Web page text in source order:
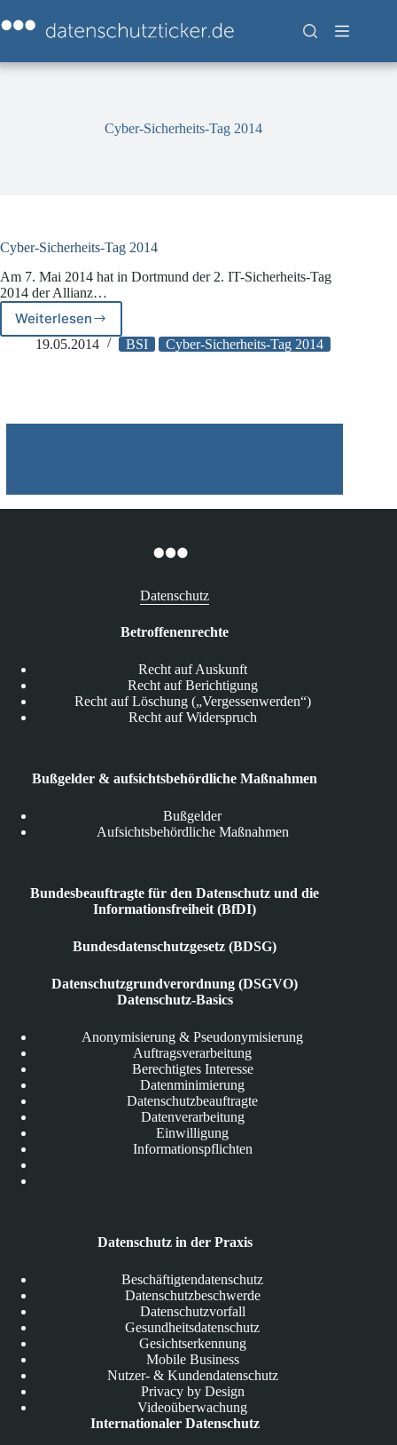
Inhalt
springen
Cyber-Sicherheits-Tag 2014
Cyber-Sicherheits-Tag 2014
Am 7. Mai 2014 hat in Dortmund der 2. IT-Sicherheits-Tag
2014 der Allianz…
Weiterlesen
Cyber-
Sicherheits-
19.05.2014 BSI Cyber-Sicherheits-Tag 2014
Datenschutz
Betroffenenrechte
Recht auf Auskunft
Recht auf Berichtigung
Recht auf Löschung („Vergessenwerden“)
Recht auf Widerspruch
Bußgelder & aufsichtsbehördliche Maßnahmen
Bußgelder
Aufsichtsbehördliche Maßnahmen
Bundesbeauftragte für den Datenschutz und die
Informationsfreiheit (BfDI)
Bundesdatenschutzgesetz (BDSG)
Datenschutzgrundverordnung (DSGVO)
Datenschutz-Basics
Anonymisierung & Pseudonymisierung
Auftragsverarbeitung
Berechtigtes Interesse
Datenminimierung
Datenschutzbeauftragte
Datenverarbeitung
Einwilligung
Informationspflichten
Datenschutz in der Praxis
Beschäftigtendatenschutz
Datenschutzbeschwerde
Datenschutzvorfall
Gesundheitsdatenschutz
Gesichtserkennung
Mobile Business
Nutzer- & Kundendatenschutz
Privacy by Design
Videoüberwachung
Internationaler Datenschutz